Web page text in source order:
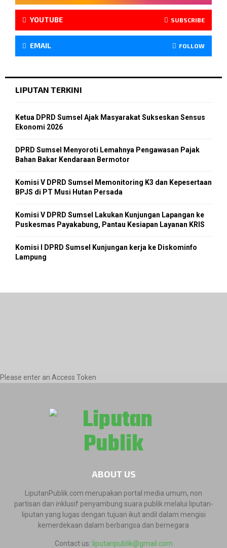
YOUTUBE SUBSCRIBE
EMAIL FOLLOW
LIPUTAN TERKINI
Ketua DPRD Sumsel Ajak Masyarakat Sukseskan Sensus
Ekonomi 2026
DPRD Sumsel Menyoroti Lemahnya Pengawasan Pajak
Bahan Bakar Kendaraan Bermotor
Komisi V DPRD Sumsel Memonitoring K3 dan Kepesertaan
BPJS di PT Musi Hutan Persada
Komisi V DPRD Sumsel Lakukan Kunjungan Lapangan ke
Puskesmas Payakabung, Pantau Kesiapan Layanan KRIS
Komisi I DPRD Sumsel Kunjungan kerja ke Diskominfo
Lampung
Please enter an Access Token
ABOUT US
LiputanPublik.com merupakan portal media umum, non
partisan dan inklusif penyambung suara publik melalui liputan-
liputan yang lugas dengan tujuan ikut andil dalam mengisi
kemerdekaan dalam berbangsa dan bernegara
Contact us: liputanpublik@gmail.com